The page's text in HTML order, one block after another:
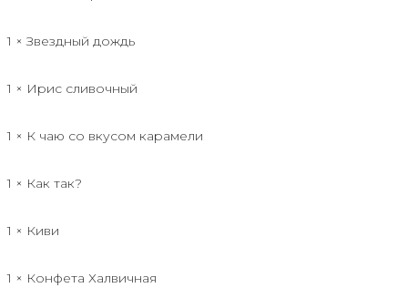
1 × Звездный дождь
1 × Ирис сливочный
1 × К чаю со вкусом карамели
1 × Как так?
1 × Киви
1 × Конфета Халвичная